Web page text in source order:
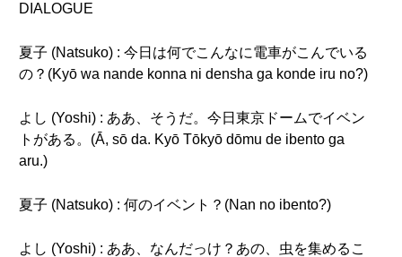
DIALOGUE
夏子 (Natsuko) : 今日は何でこんなに電車がこんでいる
の？(Kyō wa nande konna ni densha ga konde iru no?)
よし (Yoshi) : ああ、そうだ。今日東京ドームでイベン
トがある。(Ā, sō da. Kyō Tōkyō dōmu de ibento ga
aru.)
夏子 (Natsuko) : 何のイベント？(Nan no ibento?)
よし (Yoshi) : ああ、なんだっけ？あの、虫を集めるこ